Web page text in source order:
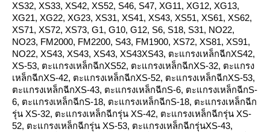
XS32, XS33, XS42, XS52, S46, S47, XG11, XG12, XG13,
XG21, XG22, XG23, XS31, XS41, XS43, XS51, XS61, XS62,
XS71, XS72, XS73, G1, G10, G12, S6, S18, S31, NO22,
NO23, FM2000, FM2200, S43, FM1900, XS72, XS81, XS91,
NO22, XS43, XS43, XS43, XS43XS43, ตะแกรงเหล็กฉีกXS42,
XS-53, ตะแกรงเหล็กฉีกXS52, ตะแกรงเหล็กฉีกXS-32, ตะแกรง
เหล็กฉีกXS-42, ตะแกรงเหล็กฉีกXS-52, ตะแกรงเหล็กฉีกXS-53,
ตะแกรงเหล็กฉีกXS-43, ตะแกรงเหล็กฉีกS-6, ตะแกรงเหล็กฉีกS-
6, ตะแกรงเหล็กฉีกS-18, ตะแกรงเหล็กฉีกS-18, ตะแกรงเหล็กฉีก
รุ่น XS-32, ตะแกรงเหล็กฉีกรุ่น XS-42, ตะแกรงเหล็กฉีกรุ่น XS-
52, ตะแกรงเหล็กฉีกรุ่น XS-53, ตะแกรงเหล็กฉีกรุ่นXS-43,